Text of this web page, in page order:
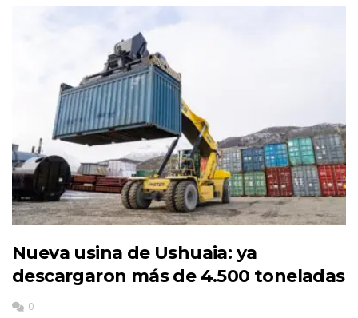
Nueva usina de Ushuaia: ya
descargaron más de 4.500 toneladas
0